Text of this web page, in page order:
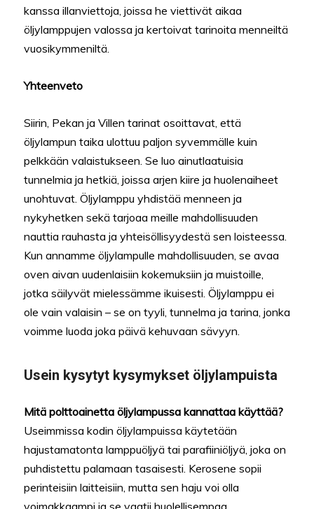
kanssa illanviettoja, joissa he viettivät aikaa
öljylamppujen valossa ja kertoivat tarinoita menneiltä
vuosikymmeniltä.
Yhteenveto
Siirin, Pekan ja Villen tarinat osoittavat, että
öljylampun taika ulottuu paljon syvemmälle kuin
pelkkään valaistukseen. Se luo ainutlaatuisia
tunnelmia ja hetkiä, joissa arjen kiire ja huolenaiheet
unohtuvat. Öljylamppu yhdistää menneen ja
nykyhetken sekä tarjoaa meille mahdollisuuden
nauttia rauhasta ja yhteisöllisyydestä sen loisteessa.
Kun annamme öljylampulle mahdollisuuden, se avaa
oven aivan uudenlaisiin kokemuksiin ja muistoille,
jotka säilyvät mielessämme ikuisesti. Öljylamppu ei
ole vain valaisin – se on tyyli, tunnelma ja tarina, jonka
voimme luoda joka päivä kehuvaan sävyyn.
Usein kysytyt kysymykset öljylampuista
Mitä polttoainetta öljylampussa kannattaa käyttää?
Useimmissa kodin öljylampuissa käytetään
hajustamatonta lamppuöljyä tai parafiiniöljyä, joka on
puhdistettu palamaan tasaisesti. Kerosene sopii
perinteisiin laitteisiin, mutta sen haju voi olla